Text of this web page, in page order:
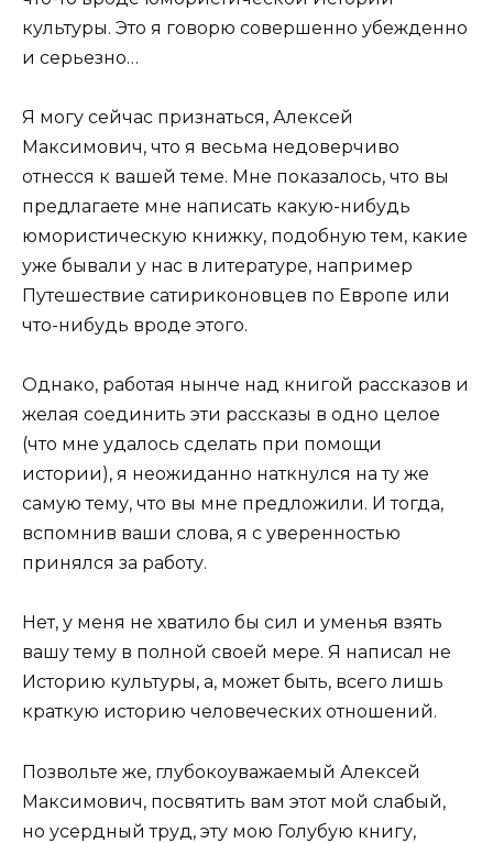
культуры. Это я говорю совершенно убежденно
и серьезно…
Я могу сейчас признаться, Алексей
Максимович, что я весьма недоверчиво
отнесся к вашей теме. Мне показалось, что вы
предлагаете мне написать какую-нибудь
юмористическую книжку, подобную тем, какие
уже бывали у нас в литературе, например
Путешествие сатириконовцев по Европе или
что-нибудь вроде этого.
Однако, работая нынче над книгой рассказов и
желая соединить эти рассказы в одно целое
(что мне удалось сделать при помощи
истории), я неожиданно наткнулся на ту же
самую тему, что вы мне предложили. И тогда,
вспомнив ваши слова, я с уверенностью
принялся за работу.
Нет, у меня не хватило бы сил и уменья взять
вашу тему в полной своей мере. Я написал не
Историю культуры, а, может быть, всего лишь
краткую историю человеческих отношений.
Позвольте же, глубокоуважаемый Алексей
Максимович, посвятить вам этот мой слабый,
но усердный труд, эту мою Голубую книгу,